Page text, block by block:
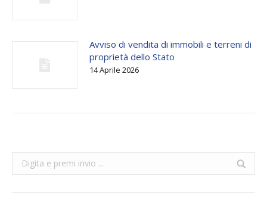
Avviso di vendita di immobili e terreni di
proprietà dello Stato
14 Aprile 2026
Search: